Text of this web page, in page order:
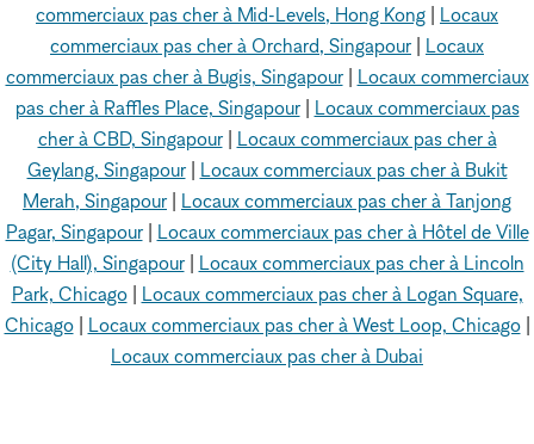
commerciaux pas cher à Mid-Levels, Hong Kong | Locaux
commerciaux pas cher à Orchard, Singapour | Locaux
commerciaux pas cher à Bugis, Singapour| Locaux commerciaux
pas cher à Raffles Place, Singapour| Locaux commerciaux pas
cher à CBD, Singapour| Locaux commerciaux pas cher à
Geylang, Singapour| Locaux commerciaux pas cher à Bukit
Merah, Singapour | Locaux commerciaux pas cher à Tanjong
Pagar, Singapour| Locaux commerciaux pas cher à Hôtel de Ville
(City Hall), Singapour| Locaux commerciaux pas cher à Lincoln
Park, Chicago| Locaux commerciaux pas cher à Logan Square,
Chicago| Locaux commerciaux pas cher à West Loop, Chicago|
Locaux commerciaux pas cher à Dubai